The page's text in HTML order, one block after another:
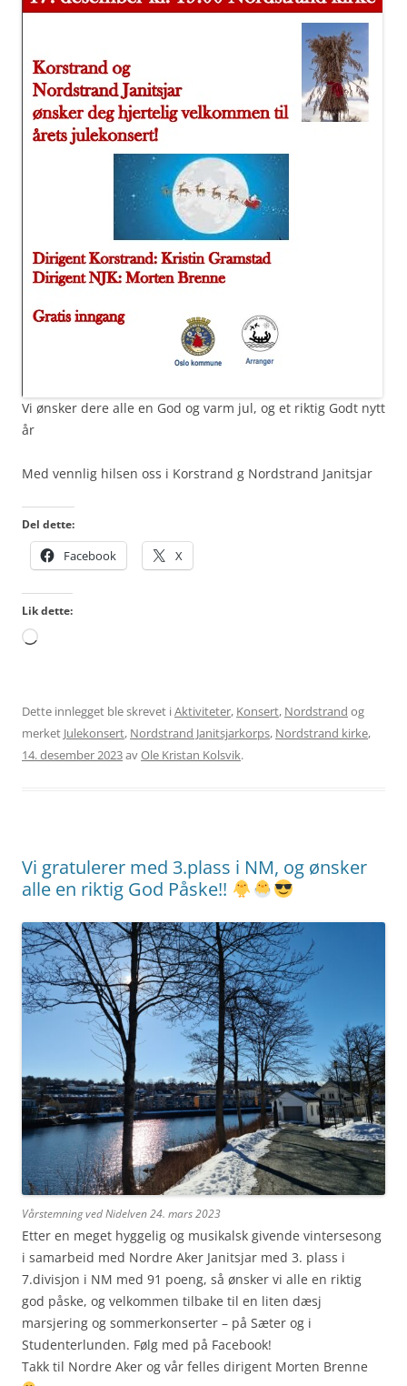
Vi ønsker dere alle en God og varm jul, og et riktig Godt nytt
år
Med vennlig hilsen oss i Korstrand g Nordstrand Janitsjar
Del dette:
Facebook X
Lik dette:
Laster
Dette innlegget ble skrevet iAktiviteter, Konsert, Nordstrand og
merket Julekonsert, Nordstrand Janitsjarkorps, Nordstrand kirke,
14. desember 2023avOle Kristan Kolsvik.
Vi gratulerer med 3.plass i NM, og ønsker
alle en riktig God Påske!!
Vårstemning ved Nidelven 24. mars 2023
Etter en meget hyggelig og musikalsk givende vintersesong
i samarbeid med Nordre Aker Janitsjar med 3. plass i
7.divisjon i NM med 91 poeng, så ønsker vi alle en riktig
god påske, og velkommen tilbake til en liten dæsj
marsjering og sommerkonserter – på Sæter og i
Studenterlunden. Følg med på Facebook!
Takk til Nordre Aker og vår felles dirigent Morten Brenne